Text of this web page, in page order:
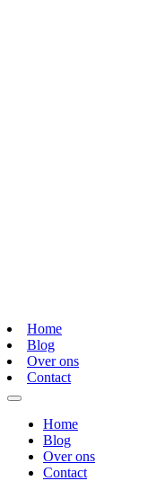
Home
Blog
Over ons
Contact
Home
Blog
Over ons
Contact